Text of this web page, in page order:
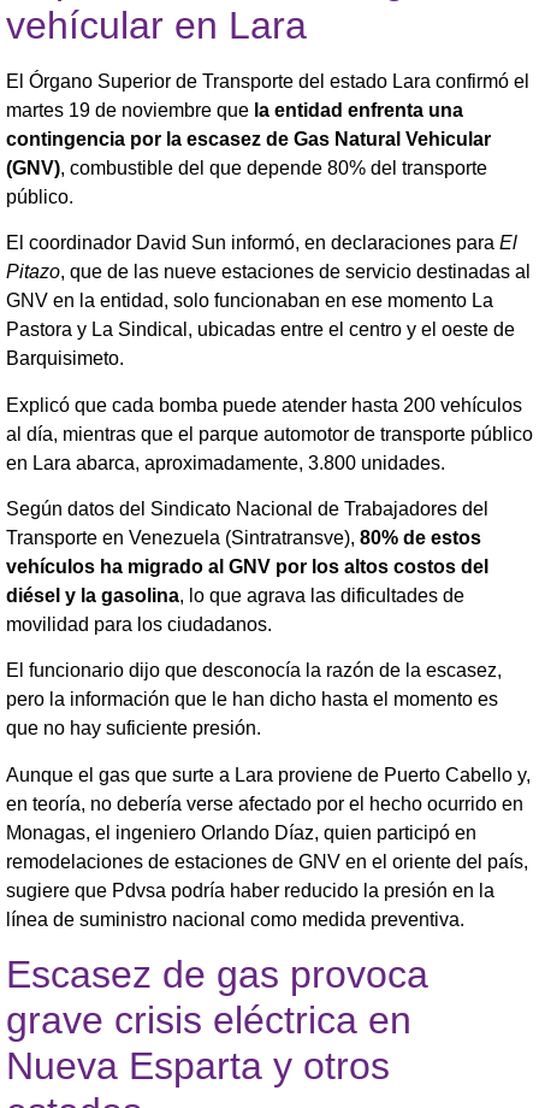
vehícular en Lara
El Órgano Superior de Transporte del estado Lara confirmó el
martes 19 de noviembre que la entidad enfrenta una
contingencia por la escasez de Gas Natural Vehicular
(GNV), combustible del que depende 80% del transporte
público.
El coordinador David Sun informó, en declaraciones para El
Pitazo, que de las nueve estaciones de servicio destinadas al
GNV en la entidad, solo funcionaban en ese momento La
Pastora y La Sindical, ubicadas entre el centro y el oeste de
Barquisimeto.
Explicó que cada bomba puede atender hasta 200 vehículos
al día, mientras que el parque automotor de transporte público
en Lara abarca, aproximadamente, 3.800 unidades.
Según datos del Sindicato Nacional de Trabajadores del
Transporte en Venezuela (Sintratransve), 80% de estos
vehículos ha migrado al GNV por los altos costos del
diésel y la gasolina, lo que agrava las dificultades de
movilidad para los ciudadanos.
El funcionario dijo que desconocía la razón de la escasez,
pero la información que le han dicho hasta el momento es
que no hay suficiente presión.
Aunque el gas que surte a Lara proviene de Puerto Cabello y,
en teoría, no debería verse afectado por el hecho ocurrido en
Monagas, el ingeniero Orlando Díaz, quien participó en
remodelaciones de estaciones de GNV en el oriente del país,
sugiere que Pdvsa podría haber reducido la presión en la
línea de suministro nacional como medida preventiva.
Escasez de gas provoca
grave crisis eléctrica en
Nueva Esparta y otros